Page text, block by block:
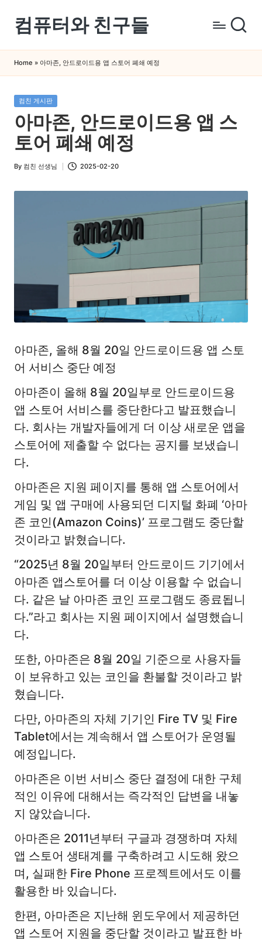
Skip
content
컴퓨터와 친구들
퓨
터
스
마
트
폰
을
게
Home » 아마존, 안드로이드용 앱 스토어 폐쇄 예정
Posted
in
컴친 게시판
아마존, 안드로이드용 앱 스
토어 폐쇄 예정
Posted
By 컴친 선생님 2025-02-20
아마존, 올해 8월 20일 안드로이드용 앱 스토
어 서비스 중단 예정
아마존이 올해 8월 20일부로 안드로이드용
앱 스토어 서비스를 중단한다고 발표했습니
다. 회사는 개발자들에게 더 이상 새로운 앱을
스토어에 제출할 수 없다는 공지를 보냈습니
다.
아마존은 지원 페이지를 통해 앱 스토어에서
게임 및 앱 구매에 사용되던 디지털 화폐 ‘아마
존 코인(Amazon Coins)’ 프로그램도 중단할
것이라고 밝혔습니다.
“2025년 8월 20일부터 안드로이드 기기에서
아마존 앱스토어를 더 이상 이용할 수 없습니
다. 같은 날 아마존 코인 프로그램도 종료됩니
다.”라고 회사는 지원 페이지에서 설명했습니
다.
또한, 아마존은 8월 20일 기준으로 사용자들
이 보유하고 있는 코인을 환불할 것이라고 밝
혔습니다.
다만, 아마존의 자체 기기인 Fire TV 및 Fire
Tablet에서는 계속해서 앱 스토어가 운영될
예정입니다.
아마존은 이번 서비스 중단 결정에 대한 구체
적인 이유에 대해서는 즉각적인 답변을 내놓
지 않았습니다.
아마존은 2011년부터 구글과 경쟁하며 자체
앱 스토어 생태계를 구축하려고 시도해 왔으
며, 실패한 Fire Phone 프로젝트에서도 이를
활용한 바 있습니다.
한편, 아마존은 지난해 윈도우에서 제공하던
앱 스토어 지원을 중단할 것이라고 발표한 바